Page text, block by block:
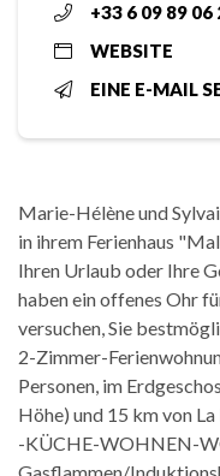
+33 6 09 89 06
WEBSITE
EINE E-MAIL
Marie-Hélène und
in ihrem Ferienhaus
Ihren Urlaub oder Ihre
haben ein offenes Ohr
versuchen, Sie
2-Zimmer-
Personen, im
Höhe) und 15 km von
-KÜCHE-WOHNEN-